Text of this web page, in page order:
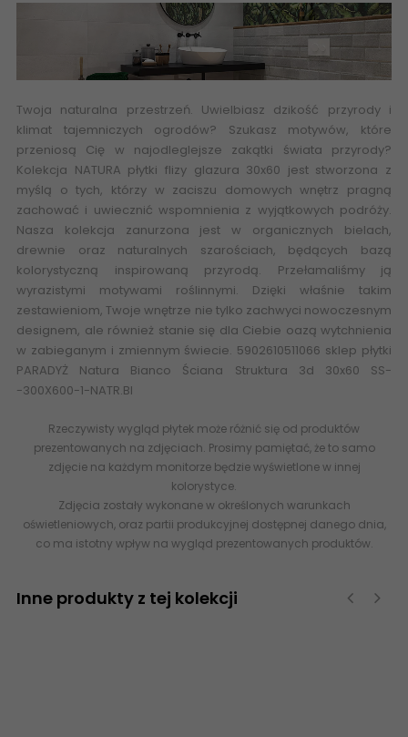
Twoja naturalna przestrzeń. Uwielbiasz dzikość przyrody i
klimat tajemniczych ogrodów? Szukasz motywów, które
przeniosą Cię w najodleglejsze zakątki świata przyrody?
Kolekcja NATURA płytki flizy glazura 30x60 jest stworzona z
myślą o tych, którzy w zaciszu domowych wnętrz pragną
zachować i uwiecznić wspomnienia z wyjątkowych podróży.
Nasza kolekcja zanurzona jest w organicznych bielach,
drewnie oraz naturalnych szarościach, będących bazą
kolorystyczną inspirowaną przyrodą. Przełamaliśmy ją
wyrazistymi motywami roślinnymi. Dzięki właśnie takim
zestawieniom, Twoje wnętrze nie tylko zachwyci nowoczesnym
designem, ale również stanie się dla Ciebie oazą wytchnienia
w zabieganym i zmiennym świecie. 5902610511066 sklep płytki
PARADYŻ Natura Bianco Ściana Struktura 3d 30x60 SS-
-300X600-1-NATR.BI
Rzeczywisty wygląd płytek może różnić się od produktów
prezentowanych na zdjęciach. Prosimy pamiętać, że to samo
zdjęcie na każdym monitorze będzie wyświetlone w innej
kolorystyce.
Zdjęcia zostały wykonane w określonych warunkach
oświetleniowych, oraz partii produkcyjnej dostępnej danego dnia,
co ma istotny wpływ na wygląd prezentowanych produktów.
Inne produkty z tej kolekcji